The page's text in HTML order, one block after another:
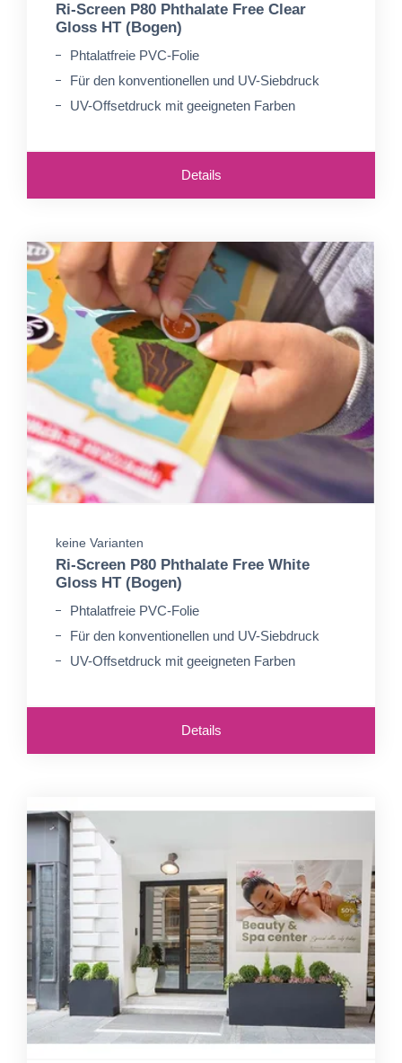
Ri-Screen P80 Phthalate Free Clear
Gloss HT (Bogen)
Phtalatfreie PVC-Folie
Für den konventionellen und UV-Siebdruck
UV-Offsetdruck mit geeigneten Farben
Details
keine Varianten
Ri-Screen P80 Phthalate Free White
Gloss HT (Bogen)
Phtalatfreie PVC-Folie
Für den konventionellen und UV-Siebdruck
UV-Offsetdruck mit geeigneten Farben
Details